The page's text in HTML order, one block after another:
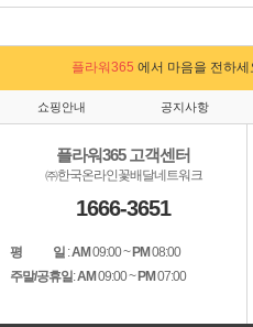
플라워365 에서 마음을 전하세
쇼핑안내 공지사항
플라워365 고객센터
㈜한국온라인꽃배달네트워크
1666-3651
평 일:AM09:00 ~PM08:00
주말/공휴일:AM09:00 ~PM07:00